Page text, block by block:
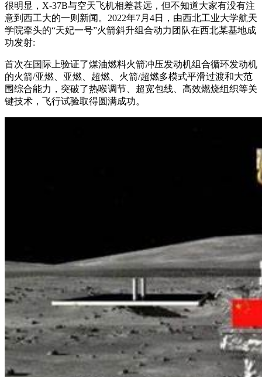
很明显，X-37B与空天飞机相差甚远，但不知道大家有没有注
意到西工大的一则新闻。2022年7月4日，由西北工业大学航天
学院牵头的“天妃一号”火箭斜升组合动力团队在西北某基地成
功发射:
首次在国际上验证了煤油燃料火箭冲压发动机组合循环发动机
的火箭/亚燃、亚燃、超燃、火箭/超燃多模式平滑过渡和大范
围综合能力，突破了热喉调节、超宽包线、高效燃烧组织等关
键技术，飞行试验取得圆满成功。